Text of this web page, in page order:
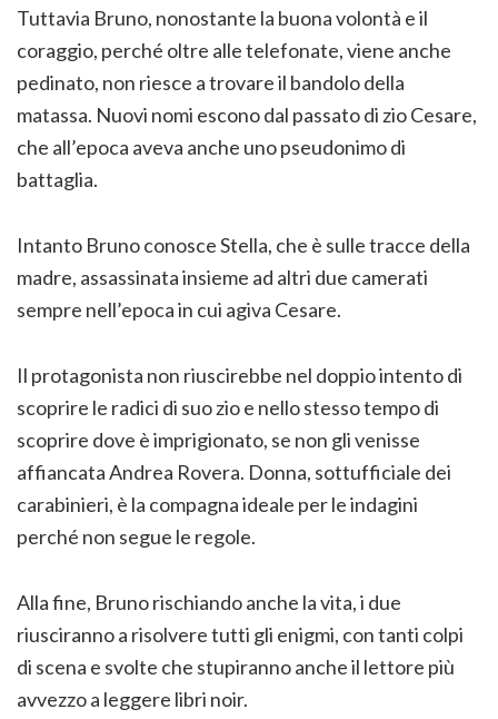
Tuttavia Bruno, nonostante la buona volontà e il
coraggio, perché oltre alle telefonate, viene anche
pedinato, non riesce a trovare il bandolo della
matassa. Nuovi nomi escono dal passato di zio Cesare,
che all’epoca aveva anche uno pseudonimo di
battaglia.
Intanto Bruno conosce Stella, che è sulle tracce della
madre, assassinata insieme ad altri due camerati
sempre nell’epoca in cui agiva Cesare.
Il protagonista non riuscirebbe nel doppio intento di
scoprire le radici di suo zio e nello stesso tempo di
scoprire dove è imprigionato, se non gli venisse
affiancata Andrea Rovera. Donna, sottufficiale dei
carabinieri, è la compagna ideale per le indagini
perché non segue le regole.
Alla fine, Bruno rischiando anche la vita, i due
riusciranno a risolvere tutti gli enigmi, con tanti colpi
di scena e svolte che stupiranno anche il lettore più
avvezzo a leggere libri noir.